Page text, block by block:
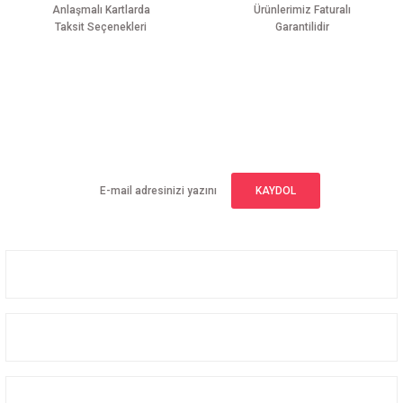
Anlaşmalı Kartlarda
Taksit Seçenekleri
Ürünlerimiz Faturalı
Garantilidir
KAYDOL